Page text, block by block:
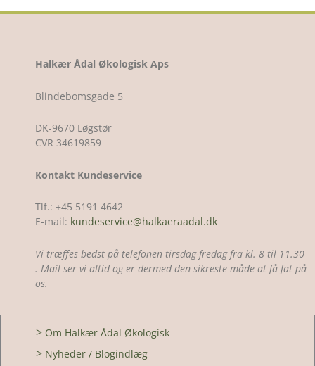
Halkær Ådal Økologisk Aps
Blindebomsgade 5
DK-9670 Løgstør
CVR 34619859
Kontakt Kundeservice
Tlf.: +45 5191 4642
E-mail: kundeservice@halkaeraadal.dk
Vi træffes bedst på telefonen tirsdag-fredag fra kl. 8 til 11.30
. Mail ser vi altid og er dermed den sikreste måde at få fat på
os.
> Om Halkær Ådal Økologisk
> Nyheder / Blogindlæg